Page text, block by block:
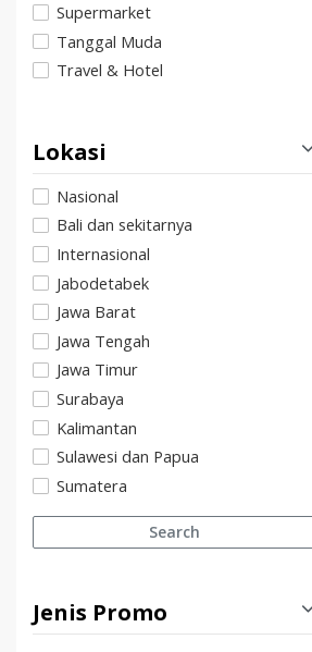
Supermarket
Tanggal Muda
Travel & Hotel
Lokasi
Nasional
Bali dan sekitarnya
Internasional
Jabodetabek
Jawa Barat
Jawa Tengah
Jawa Timur
Surabaya
Kalimantan
Sulawesi dan Papua
Sumatera
Search
Jenis Promo